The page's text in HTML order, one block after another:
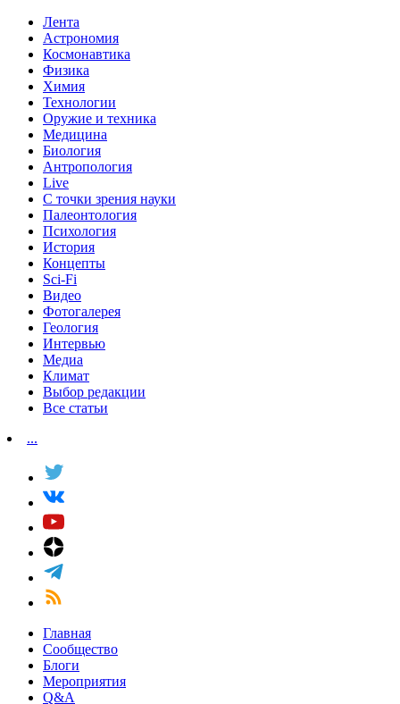
Лента
Астрономия
Космонавтика
Физика
Химия
Технологии
Оружие и техника
Медицина
Биология
Антропология
Live
С точки зрения науки
Палеонтология
Психология
История
Концепты
Sci-Fi
Видео
Фотогалерея
Геология
Интервью
Медиа
Климат
Выбор редакции
Все статьи
...
Главная
Сообщество
Блоги
Мероприятия
Q&A